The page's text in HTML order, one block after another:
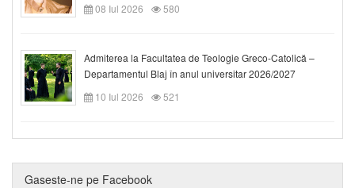
08 Iul 2026
580
Admiterea la Facultatea de Teologie Greco-Catolică –
Departamentul Blaj în anul universitar 2026/2027
10 Iul 2026
521
Gaseste-ne pe Facebook